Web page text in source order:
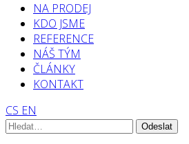
NA PRODEJ
KDO JSME
REFERENCE
NÁŠ TÝM
ČLÁNKY
KONTAKT
CS EN